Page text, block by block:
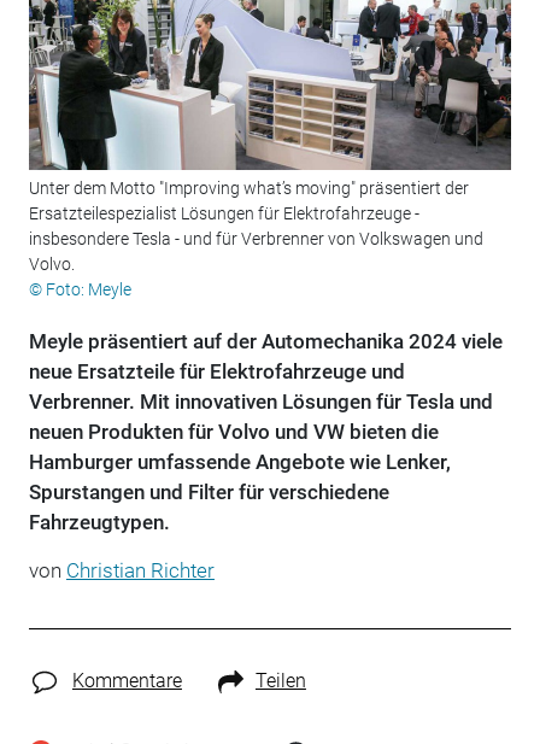
Unter dem Motto "Improving what’s moving" präsentiert der
Ersatzteilespezialist Lösungen für Elektrofahrzeuge -
insbesondere Tesla - und für Verbrenner von Volkswagen und
Volvo.
© Foto: Meyle
Meyle präsentiert auf der Automechanika 2024 viele
neue Ersatzteile für Elektrofahrzeuge und
Verbrenner. Mit innovativen Lösungen für Tesla und
neuen Produkten für Volvo und VW bieten die
Hamburger umfassende Angebote wie Lenker,
Spurstangen und Filter für verschiedene
Fahrzeugtypen.
von Christian Richter
Kommentare Teilen